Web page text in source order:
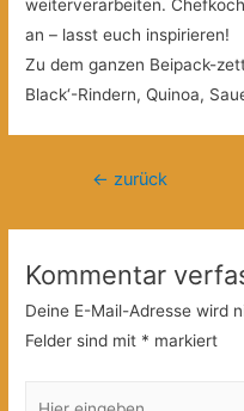
weiterverarbeiten.
an – lasst euch inspirieren!
Zu dem ganzen Beipack-
Black‘-Rindern, Quinoa,
← zurück
Kommentar
Deine E-Mail-Adresse wird
Felder sind mit * markiert